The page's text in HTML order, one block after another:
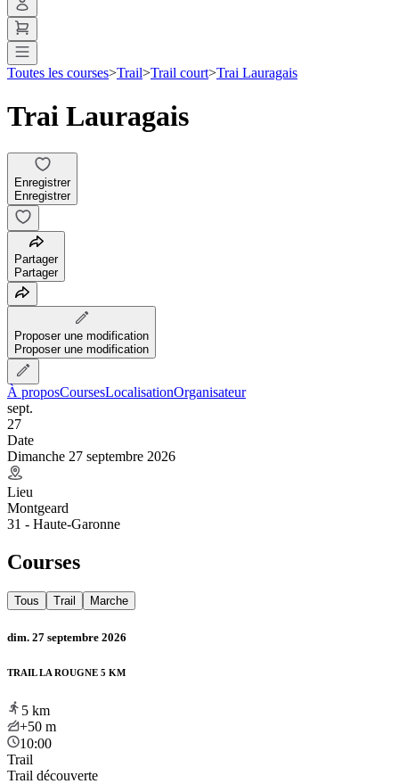
Toutes les courses>Trail>Trail court>Trai Lauragais
Trai Lauragais
Enregistrer
Enregistrer
Partager
Partager
Proposer une modification
Proposer une modification
À proposCoursesLocalisationOrganisateur
sept.
27
Date
Dimanche 27 septembre 2026
Lieu
Montgeard
31 - Haute-Garonne
Courses
Tous Trail Marche
dim. 27 septembre 2026
TRAIL LA ROUGNE 5 KM
5 km
+50 m
10:00
Trail
Trail découverte